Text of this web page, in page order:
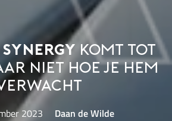
komt tot
niet hoe je hem
2023 Daan de Wilde